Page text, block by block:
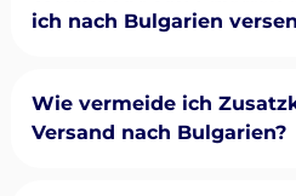
ich nach Bulgarien
Wie vermeide ich
Versand nach Bulgarien?